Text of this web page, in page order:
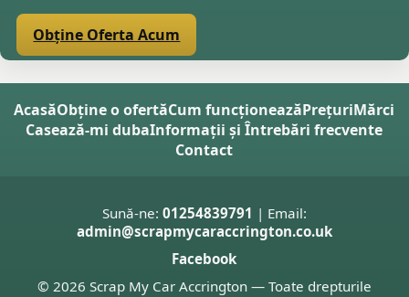
Obține Oferta Acum
AcasăObține o ofertăCum funcționeazăPrețuriMărci
Casează-mi dubaInformații și Întrebări frecvente
Contact
Sună-ne: 01254839791 | Email:
admin@scrapmycaraccrington.co.uk
Facebook
© 2026 Scrap My Car Accrington — Toate drepturile